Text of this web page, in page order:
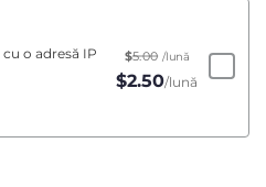
o adresă IP
$5.00 /lună
$2.50/lună